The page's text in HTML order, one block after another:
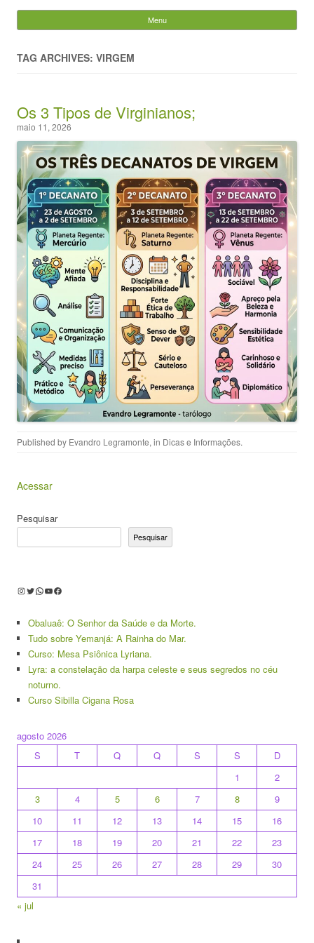
Evandro Legramonte
Menu
TAG ARCHIVES: VIRGEM
Os 3 Tipos de Virginianos;
maio 11, 2026
Published by Evandro Legramonte, in Dicas e Informações.
Acessar
Pesquisar
Pesquisar
Instagram
Twitter
WhatsApp
Youtube
Facebook
Obaluaê: O Senhor da Saúde e da Morte.
Tudo sobre Yemanjá: A Rainha do Mar.
Curso: Mesa Psiônica Lyriana.
Lyra: a constelação da harpa celeste e seus segredos no céu
noturno.
Curso Sibilla Cigana Rosa
agosto 2026
S
T Q Q S S
D
1
2
3
4 5 6 7 8
9
10
11 12 13 14 15
16
17
18 19 20 21 22
23
24
25 26 27 28 29
30
31
« jul